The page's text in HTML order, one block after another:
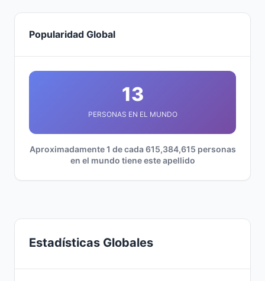
Popularidad Global
13
PERSONAS EN EL MUNDO
Aproximadamente 1 de cada 615,384,615 personas
en el mundo tiene este apellido
Estadísticas Globales